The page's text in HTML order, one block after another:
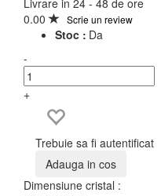
0.00
Scrie un review
Stoc : Da
-
+
Trebuie sa fi autentificat
Adauga in cos
Dimensiune cristal :